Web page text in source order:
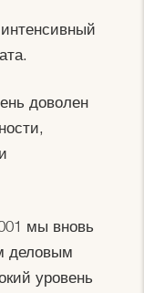
доволен
мы вновь
деловым
уровень